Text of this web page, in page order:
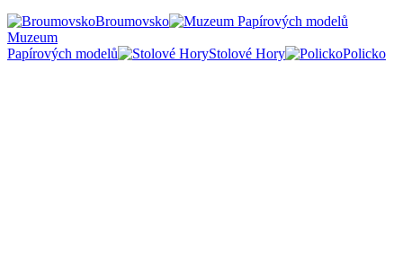
Broumovsko
Muzeum
Papírových modelů
Stolové Hory Policko